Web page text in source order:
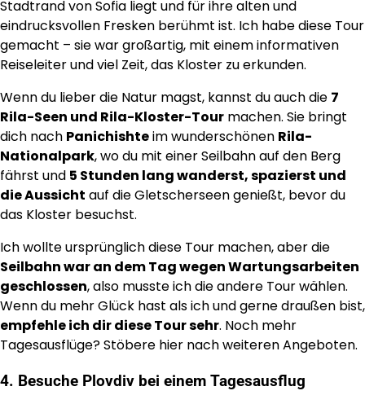
Stadtrand von Sofia liegt und für ihre alten und
eindrucksvollen Fresken berühmt ist. Ich habe diese Tour
gemacht – sie war großartig, mit einem informativen
Reiseleiter und viel Zeit, das Kloster zu erkunden.
Wenn du lieber die Natur magst, kannst du auch die 7
Rila-Seen und Rila-Kloster-Tour machen. Sie bringt
dich nach Panichishteim wunderschönen Rila-
Nationalpark, wo du mit einer Seilbahn auf den Berg
fährst und 5 Stunden lang wanderst, spazierst und
die Aussicht auf die Gletscherseen genießt, bevor du
das Kloster besuchst.
Ich wollte ursprünglich diese Tour machen, aber die
Seilbahn war an dem Tag wegen Wartungsarbeiten
geschlossen, also musste ich die andere Tour wählen.
Wenn du mehr Glück hast als ich und gerne draußen bist,
empfehle ich dir diese Tour sehr. Noch mehr
Tagesausflüge? Stöbere hier nach weiteren Angeboten.
4. Besuche Plovdiv bei einem Tagesausflug